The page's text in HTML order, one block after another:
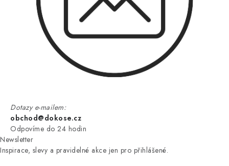
Dotazy e-mailem:
obchod@dokose.cz
Odpovíme do 24 hodin
Newsletter
Inspirace, slevy a pravidelné akce jen pro přihlášené.